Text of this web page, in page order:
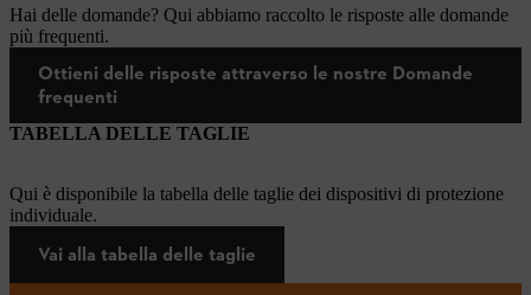
Hai delle domande? Qui abbiamo raccolto le risposte alle domande
più frequenti.
Ottieni delle risposte attraverso le nostre Domande
frequenti
TABELLA DELLE TAGLIE
Qui è disponibile la tabella delle taglie dei dispositivi di protezione
individuale.
Vai alla tabella delle taglie